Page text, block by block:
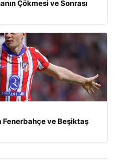
Çökmesi ve Sonrası
Fenerbahçe ve Beşiktaş